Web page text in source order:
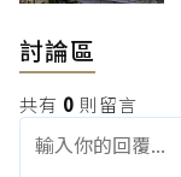
討論區
共有 0 則留言